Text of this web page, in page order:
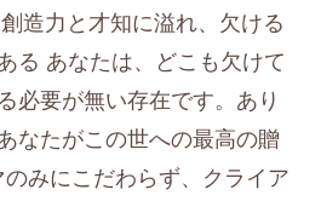
造力と才知に溢れ、欠ける
る あなたは、どこも欠けて
必要が無い存在です。あり
なたがこの世への最高の贈
みにこだわらず、クライア